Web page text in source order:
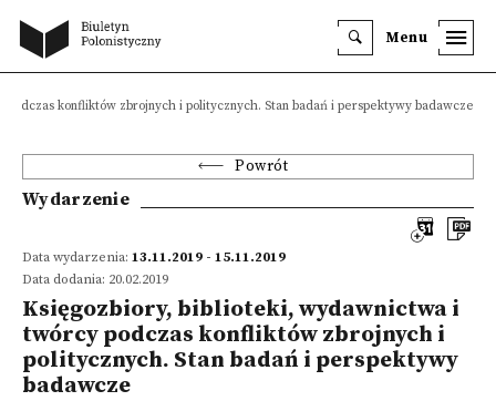
Menu
konfliktów zbrojnych i politycznych. Stan badań i perspektywy badawcze
Powrót
Wydarzenie
Data wydarzenia: 13.11.2019 - 15.11.2019
Data dodania: 20.02.2019
Księgozbiory, biblioteki, wydawnictwa i
twórcy podczas konfliktów zbrojnych i
politycznych. Stan badań i perspektywy
badawcze